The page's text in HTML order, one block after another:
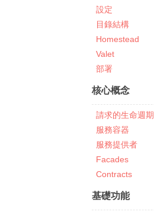
設定
目錄結構
Homestead
Valet
部署
核心概念
請求的生命週期
服務容器
服務提供者
Facades
Contracts
基礎功能